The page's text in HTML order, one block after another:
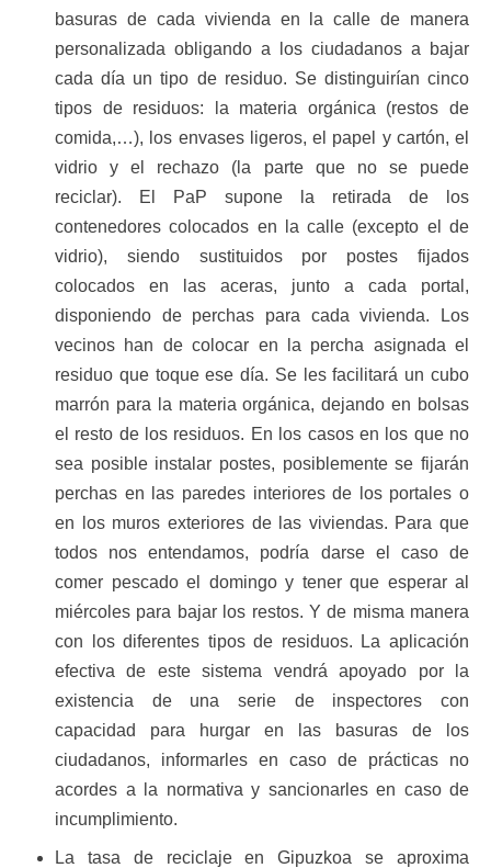
basuras de cada vivienda en la calle de manera
personalizada obligando a los ciudadanos a bajar
cada día un tipo de residuo. Se distinguirían cinco
tipos de residuos: la materia orgánica (restos de
comida,…), los envases ligeros, el papel y cartón, el
vidrio y el rechazo (la parte que no se puede
reciclar). El PaP supone la retirada de los
contenedores colocados en la calle (excepto el de
vidrio), siendo sustituidos por postes fijados
colocados en las aceras, junto a cada portal,
disponiendo de perchas para cada vivienda. Los
vecinos han de colocar en la percha asignada el
residuo que toque ese día. Se les facilitará un cubo
marrón para la materia orgánica, dejando en bolsas
el resto de los residuos. En los casos en los que no
sea posible instalar postes, posiblemente se fijarán
perchas en las paredes interiores de los portales o
en los muros exteriores de las viviendas. Para que
todos nos entendamos, podría darse el caso de
comer pescado el domingo y tener que esperar al
miércoles para bajar los restos. Y de misma manera
con los diferentes tipos de residuos. La aplicación
efectiva de este sistema vendrá apoyado por la
existencia de una serie de inspectores con
capacidad para hurgar en las basuras de los
ciudadanos, informarles en caso de prácticas no
acordes a la normativa y sancionarles en caso de
incumplimiento.
La tasa de reciclaje en Gipuzkoa se aproxima